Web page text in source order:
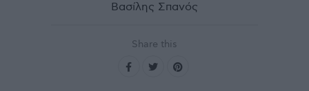
Βασίλης Σπανός
Share this